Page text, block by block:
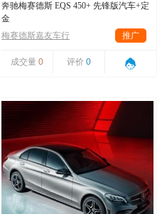
奔驰梅赛德斯 EQS 450+ 先锋版汽车+定
金
梅赛德斯嘉友车行
推广
成交量 0 评价 0